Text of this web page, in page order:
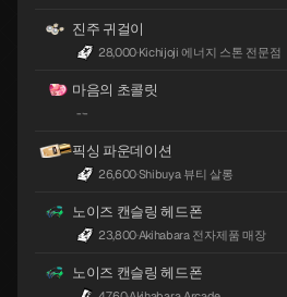
진주 귀걸이
28,000·Kichijoji 에너지 스톤 전문점
마음의 초콜릿
-·-
픽싱 파운데이션
26,600·Shibuya 뷰티 살롱
노이즈 캔슬링 헤드폰
23,800·Akihabara 전자제품 매장
노이즈 캔슬링 헤드폰